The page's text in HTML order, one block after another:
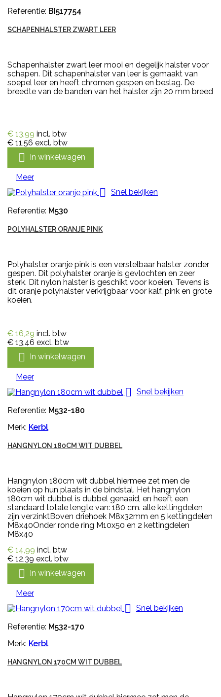
Referentie: BI517754
SCHAPENHALSTER ZWART LEER
Schapenhalster zwart leer mooi en degelijk halster voor
schapen. Dit schapenhalster van leer is gemaakt van
soepel leer en heeft chromen gespen en beslag. De
breedte van de banden van het halster zijn 20 mm breed
€ 13,99 incl. btw
€ 11,56 excl. btw
 In winkelwagen
Meer
 Snel bekijken
Referentie: M530
POLYHALSTER ORANJE PINK
Polyhalster oranje pink is een verstelbaar halster zonder
gespen. Dit polyhalster oranje is gevlochten en zeer
sterk. Dit nylon halster is geschikt voor koeien. Tevens is
dit oranje polyhalster verkrijgbaar voor kalf, pink en grote
koeien.
€ 16,29 incl. btw
€ 13,46 excl. btw
 In winkelwagen
Meer
 Snel bekijken
Referentie: M532-180
Merk: Kerbl
HANGNYLON 180CM WIT DUBBEL
Hangnylon 180cm wit dubbel hiermee zet men de
koeien op hun plaats in de bindstal. Het hangnylon
180cm wit dubbel is dubbel genaaid, en heeft een
standaard totale lengte van: 180 cm. alle kettingdelen
zijn verzinktBoven driehoek M8x32mm en 5 kettingdelen
M8x40Onder ronde ring M10x50 en 2 kettingdelen
M8x40
€ 14,99 incl. btw
€ 12,39 excl. btw
 In winkelwagen
Meer
 Snel bekijken
Referentie: M532-170
Merk: Kerbl
HANGNYLON 170CM WIT DUBBEL